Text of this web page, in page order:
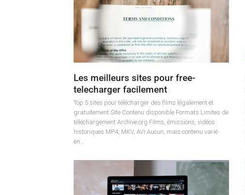
Les meilleurs sites pour free-
telecharger facilement
Top 5 sites pour télécharger des films légalement et
gratuitement Site Contenu disponible Formats Limites de
téléchargement Archive.org Films, émissions, vidéos
historiques MP4, MKV, AVI Aucun, mais contenu varié
en…